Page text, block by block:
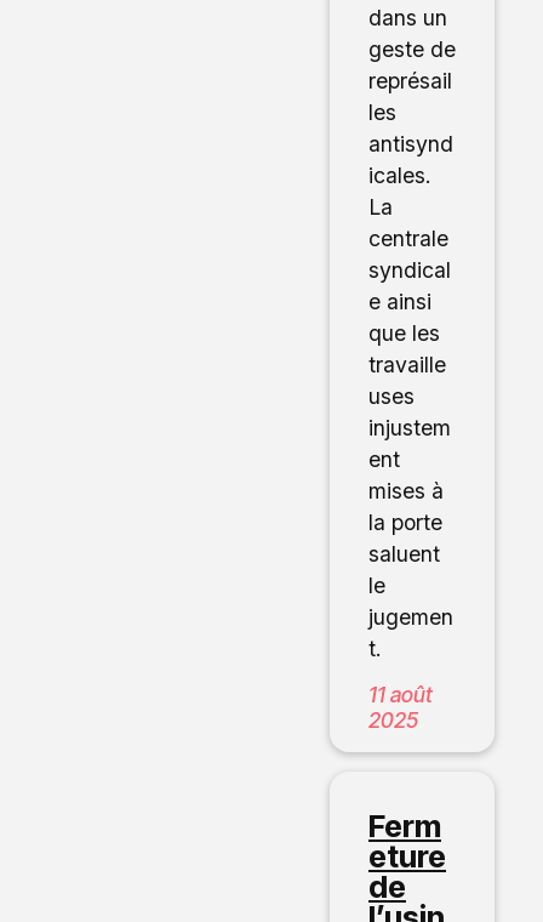
dans un
geste de
représail
les
antisynd
icales.
La
centrale
syndical
e ainsi
que les
travaille
uses
injustem
ent
mises à
la porte
saluent
le
jugemen
t.
11 août
2025
Ferm
eture
de